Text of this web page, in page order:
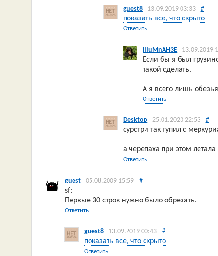
guest8 13.09.2019 03:33 #
показать все, что скрыто
Ответить
IIIuMnAH3E 13.09.2019
Если бы я был
такой сделать.
А я всего лишь
Ответить
Desktop 25.01.2023 22:53 #
сурстри так тупил с
а черепаха при этом летала
Ответить
guest 05.08.2009 15:59 #
sf:
Первые 30 строк нужно было обрезать.
Ответить
guest8 13.09.2019 00:43 #
показать все, что скрыто
Ответить